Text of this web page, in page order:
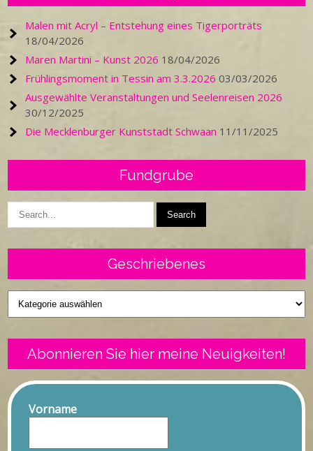
Malen mit Acryl – Entstehung eines Tigerporträts
18/04/2026
Maren Martini – Kunst 2026 18/04/2026
Frühlingsmoment in Tessin am 3.3.2026 03/03/2026
Ausgewählte Veranstaltungen und Seelenreisen 2026
30/12/2025
Die Mecklenburger Kunststadt Schwaan 11/11/2025
Fundgrube
Geschriebenes
Geschriebenes
Abonnieren Sie hier meine Neuigkeiten!
Vorname